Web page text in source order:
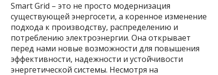
Smart Grid – это не просто модернизация
существующей энергосети, а коренное изменение
подхода к производству, распределению и
потреблению электроэнергии. Она открывает
перед нами новые возможности для повышения
эффективности, надежности и устойчивости
энергетической системы. Несмотря на